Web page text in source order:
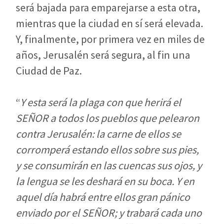
será bajada para emparejarse a esta otra,
mientras que la ciudad en sí será elevada.
Y, finalmente, por primera vez en miles de
años, Jerusalén será segura, al fin una
Ciudad de Paz.
“Y esta será la plaga con que herirá el
SEÑOR a todos los pueblos que pelearon
contra Jerusalén: la carne de ellos se
corromperá estando ellos sobre sus pies,
y se consumirán en las cuencas sus ojos, y
la lengua se les deshará en su boca. Y en
aquel día habrá entre ellos gran pánico
enviado por el SEÑOR; y trabará cada uno